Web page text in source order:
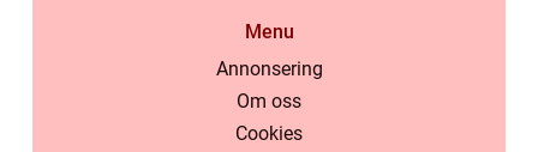
Menu
Annonsering
Om oss
Cookies